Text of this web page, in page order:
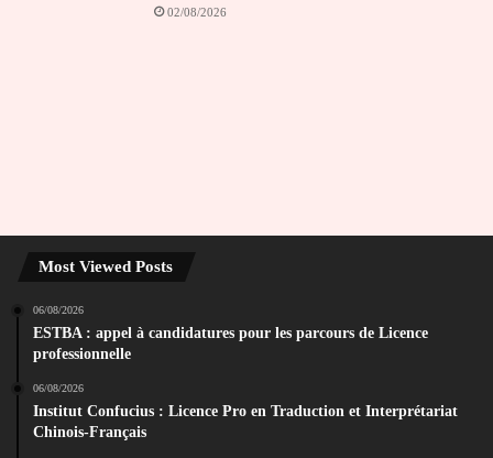
02/08/2026
Most Viewed Posts
06/08/2026
ESTBA : appel à candidatures pour les parcours de Licence
professionnelle
06/08/2026
Institut Confucius : Licence Pro en Traduction et Interprétariat
Chinois-Français